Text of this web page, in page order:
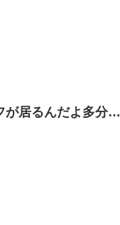
が居るんだよ多分…